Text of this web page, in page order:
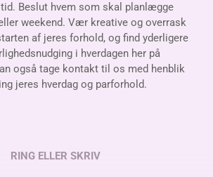
Beslut hvem som skal planlægge
weekend. Vær kreative og overrask
af jeres forhold, og find yderligere
i hverdagen her på
også tage kontakt til os med henblik
jeres hverdag og parforhold.
RING ELLER SKRIV